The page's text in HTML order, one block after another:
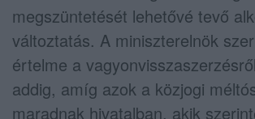
megszüntetését lehetővé tevő
változtatás. A miniszterelnök
értelme a
addig, amíg azok a közjogi
maradnak hivatalban, akik